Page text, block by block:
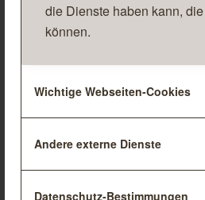
die Dienste haben kann,
können.
Wichtige Webseiten-Cookies
Andere externe Dienste
Datenschutz-Bestimmungen